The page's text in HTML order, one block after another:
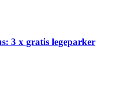
3 x gratis legeparker